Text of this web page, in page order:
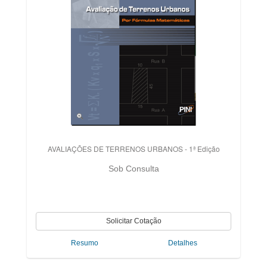
AVALIAÇÕES DE TERRENOS URBANOS - 1ª Edição
Sob Consulta
Resumo Detalhes